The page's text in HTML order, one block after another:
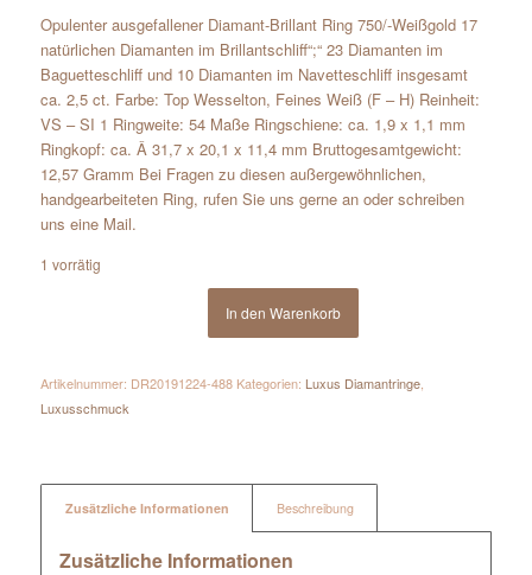
Opulenter ausgefallener Diamant-Brillant Ring 750/-Weißgold 17
natürlichen Diamanten im Brillantschliff“;“ 23 Diamanten im
Baguetteschliff und 10 Diamanten im Navetteschliff insgesamt
ca. 2,5 ct. Farbe: Top Wesselton, Feines Weiß (F – H) Reinheit:
VS – SI 1 Ringweite: 54 Maße Ringschiene: ca. 1,9 x 1,1 mm
Ringkopf: ca. Â 31,7 x 20,1 x 11,4 mm Bruttogesamtgewicht:
12,57 Gramm Bei Fragen zu diesen außergewöhnlichen,
handgearbeiteten Ring, rufen Sie uns gerne an oder schreiben
uns eine Mail.
1 vorrätig
In den Warenkorb
Artikelnummer: DR20191224-488 Kategorien: Luxus Diamantringe,
Luxusschmuck
Zusätzliche Informationen Beschreibung
Zusätzliche Informationen